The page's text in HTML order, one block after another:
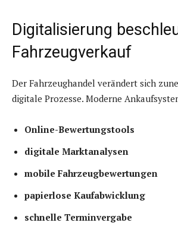
Digitalisierung
Fahrzeugverkauf
Der Fahrzeughandel verändert sich
digitale Prozesse. Moderne
Online-Bewertungstools
digitale Marktanalysen
mobile Fahrzeugbewertungen
papierlose Kaufabwicklung
schnelle Terminvergabe